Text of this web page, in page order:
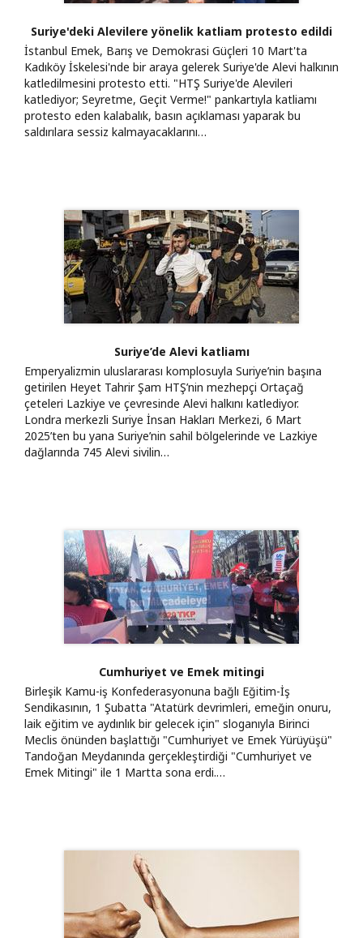
Suriye'deki Alevilere yönelik katliam protesto edildi
İstanbul Emek, Barış ve Demokrasi Güçleri 10 Mart'ta
Kadıköy İskelesi'nde bir araya gelerek Suriye'de Alevi halkının
katledilmesini protesto etti. "HTŞ Suriye'de Alevileri
katlediyor; Seyretme, Geçit Verme!" pankartıyla katliamı
protesto eden kalabalık, basın açıklaması yaparak bu
saldırılara sessiz kalmayacaklarını…
Suriye’de Alevi katliamı
Emperyalizmin uluslararası komplosuyla Suriye’nin başına
getirilen Heyet Tahrir Şam HTŞ’nin mezhepçi Ortaçağ
çeteleri Lazkiye ve çevresinde Alevi halkını katlediyor.
Londra merkezli Suriye İnsan Hakları Merkezi, 6 Mart
2025’ten bu yana Suriye’nin sahil bölgelerinde ve Lazkiye
dağlarında 745 Alevi sivilin…
Cumhuriyet ve Emek mitingi
Birleşik Kamu-iş Konfederasyonuna bağlı Eğitim-İş
Sendikasının, 1 Şubatta "Atatürk devrimleri, emeğin onuru,
laik eğitim ve aydınlık bir gelecek için" sloganıyla Birinci
Meclis önünden başlattığı "Cumhuriyet ve Emek Yürüyüşü"
Tandoğan Meydanında gerçekleştirdiği "Cumhuriyet ve
Emek Mitingi" ile 1 Martta sona erdi.…